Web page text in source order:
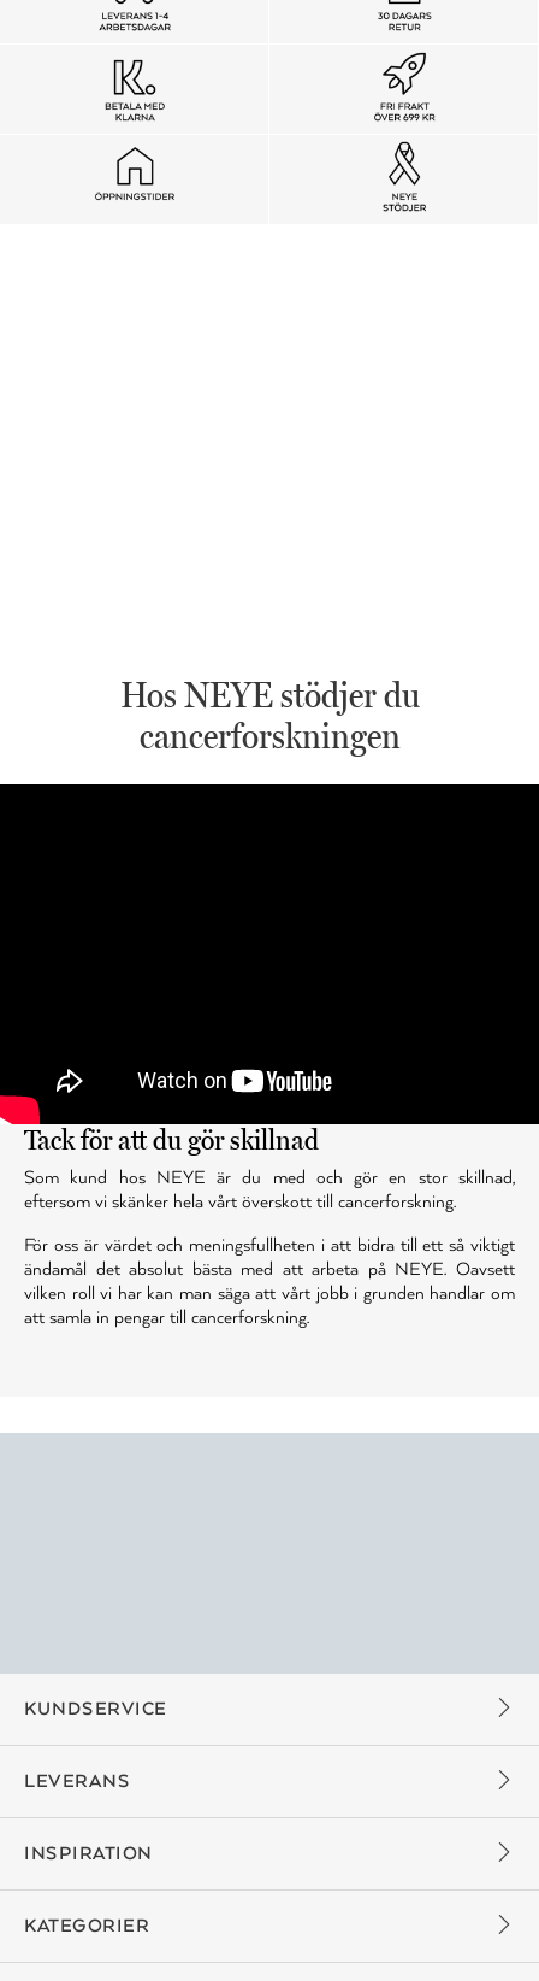
Hos NEYE stödjer du
cancerforskningen
Tack för att du gör skillnad
Som kund hos NEYE är du med och gör en stor skillnad,
eftersom vi skänker hela vårt överskott till cancerforskning.
För oss är värdet och meningsfullheten i att bidra till ett så viktigt
ändamål det absolut bästa med att arbeta på NEYE. Oavsett
vilken roll vi har kan man säga att vårt jobb i grunden handlar om
att samla in pengar till cancerforskning.
KUNDSERVICE
LEVERANS
INSPIRATION
KATEGORIER